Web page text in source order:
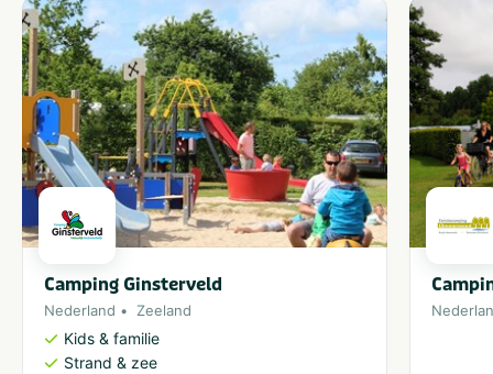
Camping Ginsterveld
Nederland Zeeland
Kids & familie
Strand & zee